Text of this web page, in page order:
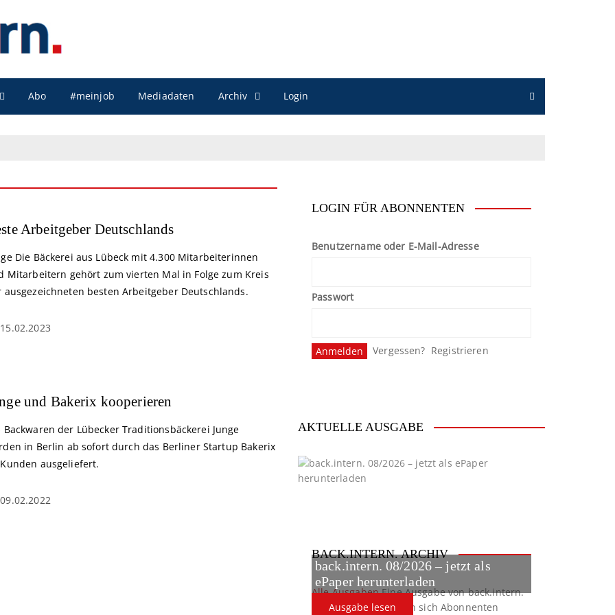
Abo #meinjob Mediadaten Archiv Login
Arbeitgeber Deutschlands
Die Bäckerei aus Lübeck mit 4.300 Mitarbeiterinnen
Mitarbeitern gehört zum vierten Mal in Folge zum Kreis
ausgezeichneten besten Arbeitgeber Deutschlands.
15.02.2023
und Bakerix kooperieren
Backwaren der Lübecker Traditionsbäckerei Junge
in Berlin ab sofort durch das Berliner Startup Bakerix
ausgeliefert.
09.02.2022
LOGIN FÜR ABONNENTEN
Benutzername oder E-Mail-Adresse
Passwort
Vergessen? Registrieren
AKTUELLE AUSGABE
back.intern. 08/2026 – jetzt als
ePaper herunterladen
Ausgabe lesen
BACK.INTERN. ARCHIV
Alle AusgabenEine Ausgabe von back.intern.
verpasst? Hier können sich Abonnenten